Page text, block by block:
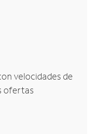
velocidades de
ofertas